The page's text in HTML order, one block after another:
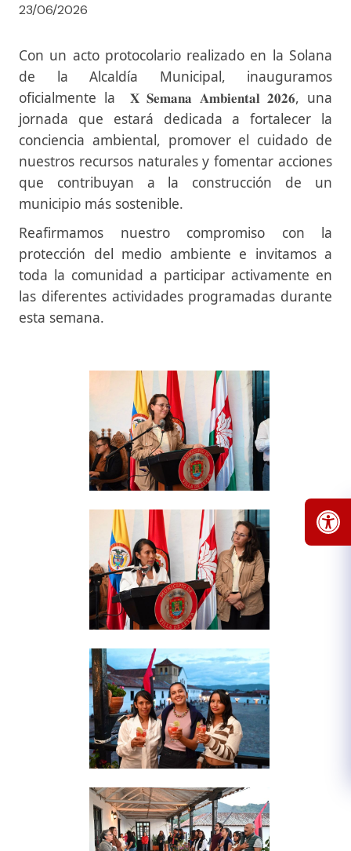
23/06/2026
Con un acto protocolario realizado en la Solana
de la Alcaldía Municipal, inauguramos
oficialmente la 𝐗 𝐒𝐞𝐦𝐚𝐧𝐚 𝐀𝐦𝐛𝐢𝐞𝐧𝐭𝐚𝐥 𝟐𝟎𝟐𝟔, una
jornada que estará dedicada a fortalecer la
conciencia ambiental, promover el cuidado de
nuestros recursos naturales y fomentar acciones
que contribuyan a la construcción de un
municipio más sostenible.
Reafirmamos nuestro compromiso con la
protección del medio ambiente e invitamos a
toda la comunidad a participar activamente en
las diferentes actividades programadas durante
esta semana.